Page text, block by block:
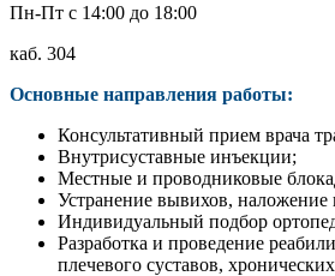
Пн-Пт с 14:00 до 18:00
каб. 304
Основные направления работы:
Консультативный прием врача
Внутрисуставные инъекции;
Местные и проводниковые
Устранение вывихов,
Индивидуальный подбор
Разработка и проведение
плечевого суставов,